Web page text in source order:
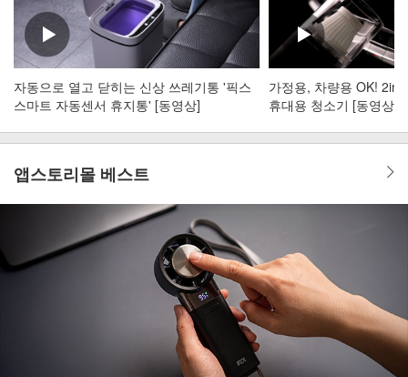
자동으로 열고 닫히는 신상 쓰레기통 '픽스
스마트 자동센서 휴지통' [동영상]
가정용, 차량용 OK!
휴대용 청소기 [동영상]
앱스토리몰 베스트